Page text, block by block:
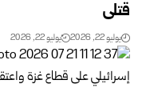
قتلى
يوليو 22, 2026 يوليو 22, 2026